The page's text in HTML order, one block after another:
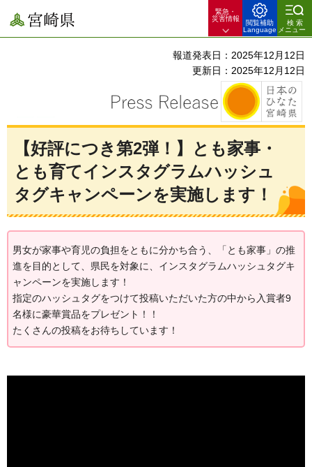
宮崎県
緊急・
災害情報
閲覧補助
Language
検索
メニュー
報道発表日：2025年12月12日
更新日：2025年12月12日
【好評につき第2弾！】とも家事・
とも育てインスタグラムハッシュ
タグキャンペーンを実施します！
男女が家事や育児の負担をともに分かち合う、「とも家事」の推
進を目的として、県民を対象に、インスタグラムハッシュタグキ
ャンペーンを実施します！
指定のハッシュタグをつけて投稿いただいた方の中から入賞者9
名様に豪華賞品をプレゼント！！
たくさんの投稿をお待ちしています！